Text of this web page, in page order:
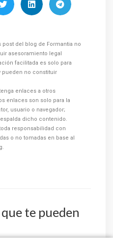
del blog de Formantia no
asesoramiento legal
facilitada es solo para
pueden no constituir
enlaces a otros
enlaces son solo para la
usuario o navegador;
dicho contenido.
responsabilidad con
o no tomadas en base al
te pueden